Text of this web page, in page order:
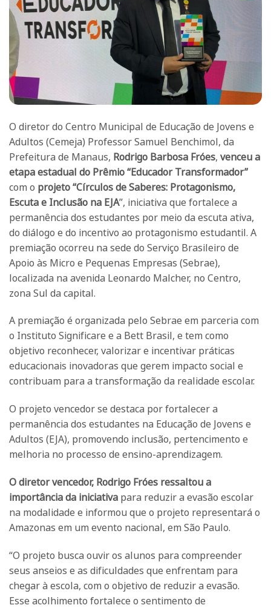
O diretor do Centro Municipal de Educação de Jovens e
Adultos (Cemeja) Professor Samuel Benchimol, da
Prefeitura de Manaus, Rodrigo Barbosa Fróes, venceu a
etapa estadual do Prêmio “Educador Transformador”
com o projeto “Círculos de Saberes: Protagonismo,
Escuta e Inclusão na EJA”, iniciativa que fortalece a
permanência dos estudantes por meio da escuta ativa,
do diálogo e do incentivo ao protagonismo estudantil. A
premiação ocorreu na sede do Serviço Brasileiro de
Apoio às Micro e Pequenas Empresas (Sebrae),
localizada na avenida Leonardo Malcher, no Centro,
zona Sul da capital.
A premiação é organizada pelo Sebrae em parceria com
o Instituto Significare e a Bett Brasil, e tem como
objetivo reconhecer, valorizar e incentivar práticas
educacionais inovadoras que gerem impacto social e
contribuam para a transformação da realidade escolar.
O projeto vencedor se destaca por fortalecer a
permanência dos estudantes na Educação de Jovens e
Adultos (EJA), promovendo inclusão, pertencimento e
melhoria no processo de ensino-aprendizagem.
O diretor vencedor, Rodrigo Fróes ressaltou a
importância da iniciativa para reduzir a evasão escolar
na modalidade e informou que o projeto representará o
Amazonas em um evento nacional, em São Paulo.
“O projeto busca ouvir os alunos para compreender
seus anseios e as dificuldades que enfrentam para
chegar à escola, com o objetivo de reduzir a evasão.
Esse acolhimento fortalece o sentimento de